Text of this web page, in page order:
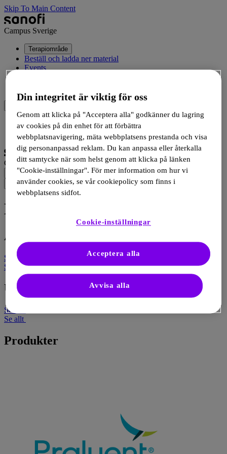
Skip To Main Content
Campus Sverige
Terapiområde
Beställ och ladda ner material
Events
Logga in
Registrera dig
Campus Sverige
Dyslipidemi
Artiklar
Se allt
Se allt
Utbildning
Se allt
Se allt
Produkter
Din integritet är viktig för oss
Genom att klicka på "Acceptera alla" godkänner du lagring
av cookies på din enhet för att förbättra
webbplatsnavigering, mäta webbplatsens prestanda och visa
dig personanpassad reklam. Du kan anpassa eller återkalla
ditt samtycke när som helst genom att klicka på länken
"Cookie-inställningar". För mer information om hur vi
använder cookies, se vår cookiepolicy som finns i
webbplatsens sidfot.
Cookie-inställningar
Avvisa alla
Acceptera alla